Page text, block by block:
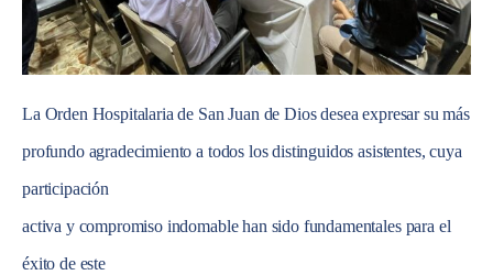
La Orden Hospitalaria de San Juan de Dios desea expresar su más
profundo agradecimiento a todos los distinguidos asistentes, cuya
participación
activa y compromiso indomable han sido fundamentales para el
éxito de este